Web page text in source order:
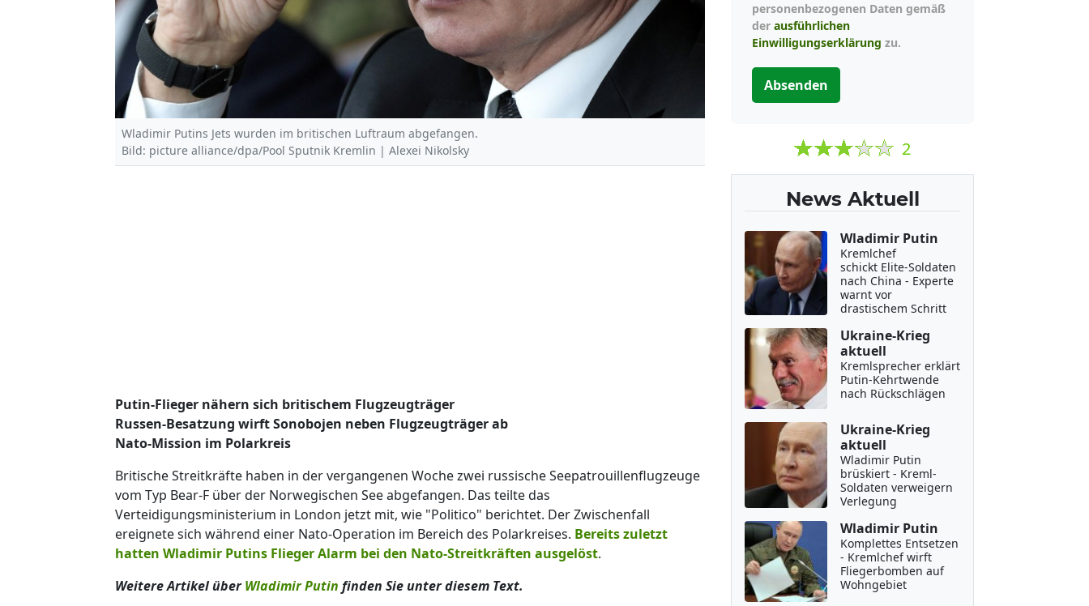
Wladimir Putins Jets wurden im britischen Luftraum abgefangen.
Bild: picture alliance/dpa/Pool Sputnik Kremlin | Alexei Nikolsky
Putin-Flieger nähern sich britischem Flugzeugträger
Russen-Besatzung wirft Sonobojen neben Flugzeugträger ab
Nato-Mission im Polarkreis
Britische Streitkräfte haben in der vergangenen Woche zwei russische Seepatrouillenflugzeuge
vom Typ Bear-F über der Norwegischen See abgefangen. Das teilte das
Verteidigungsministerium in London jetzt mit, wie "Politico" berichtet. Der Zwischenfall
ereignete sich während einer Nato-Operation im Bereich des Polarkreises. Bereits zuletzt
hatten Wladimir Putins Flieger Alarm bei den Nato-Streitkräften ausgelöst.
Weitere Artikel überWladimir Putin finden Sie unter diesem Text.
personenbezogenen Daten gemäß
der ausführlichen
Einwilligungserklärung zu.
Absenden
2
News Aktuell
Wladimir Putin
Kremlchef
schickt Elite-Soldaten
nach China - Experte
warnt vor
drastischem Schritt
Ukraine-Krieg
aktuell
Kremlsprecher erklärt
Putin-Kehrtwende
nach Rückschlägen
Ukraine-Krieg
aktuell
Wladimir Putin
brüskiert - Kreml-
Soldaten verweigern
Verlegung
Wladimir Putin
Komplettes Entsetzen
- Kremlchef wirft
Fliegerbomben auf
Wohngebiet